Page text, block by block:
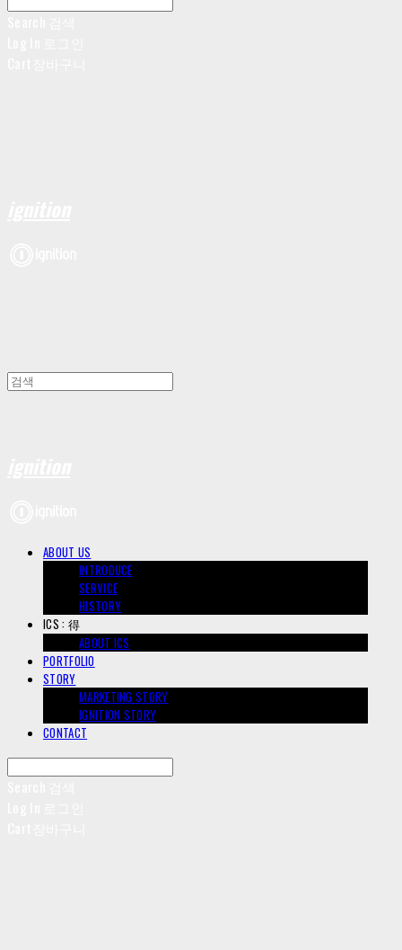
ABOUT US
INTRODUCE
SERVICE
HISTORY
ICS : 得
ABOUT ICS
PORTFOLIO
STORY
MARKETING STORY
IGNITION STORY
CONTACT